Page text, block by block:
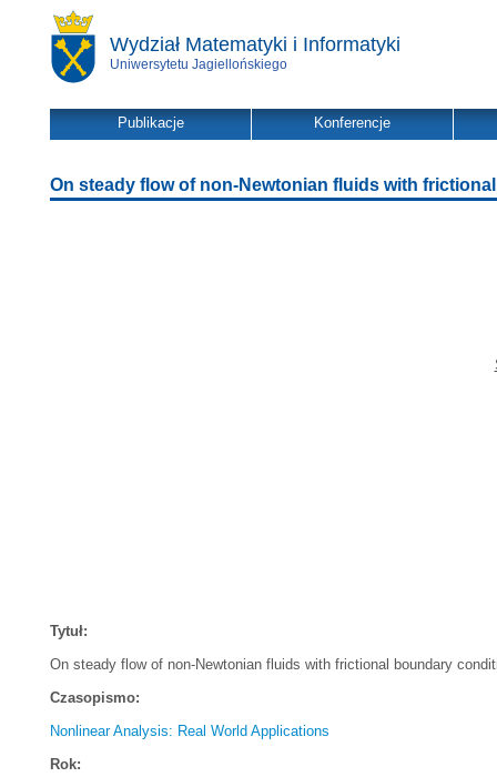
Wydział Matematyki i Informatyki
Uniwersytetu Jagiellońskiego
Publikacje Konferencje
On steady flow of non-Newtonian fluids with
Tytuł:
On steady flow of non-Newtonian fluids with frictional boundary
Czasopismo:
Nonlinear Analysis: Real World Applications
Rok: